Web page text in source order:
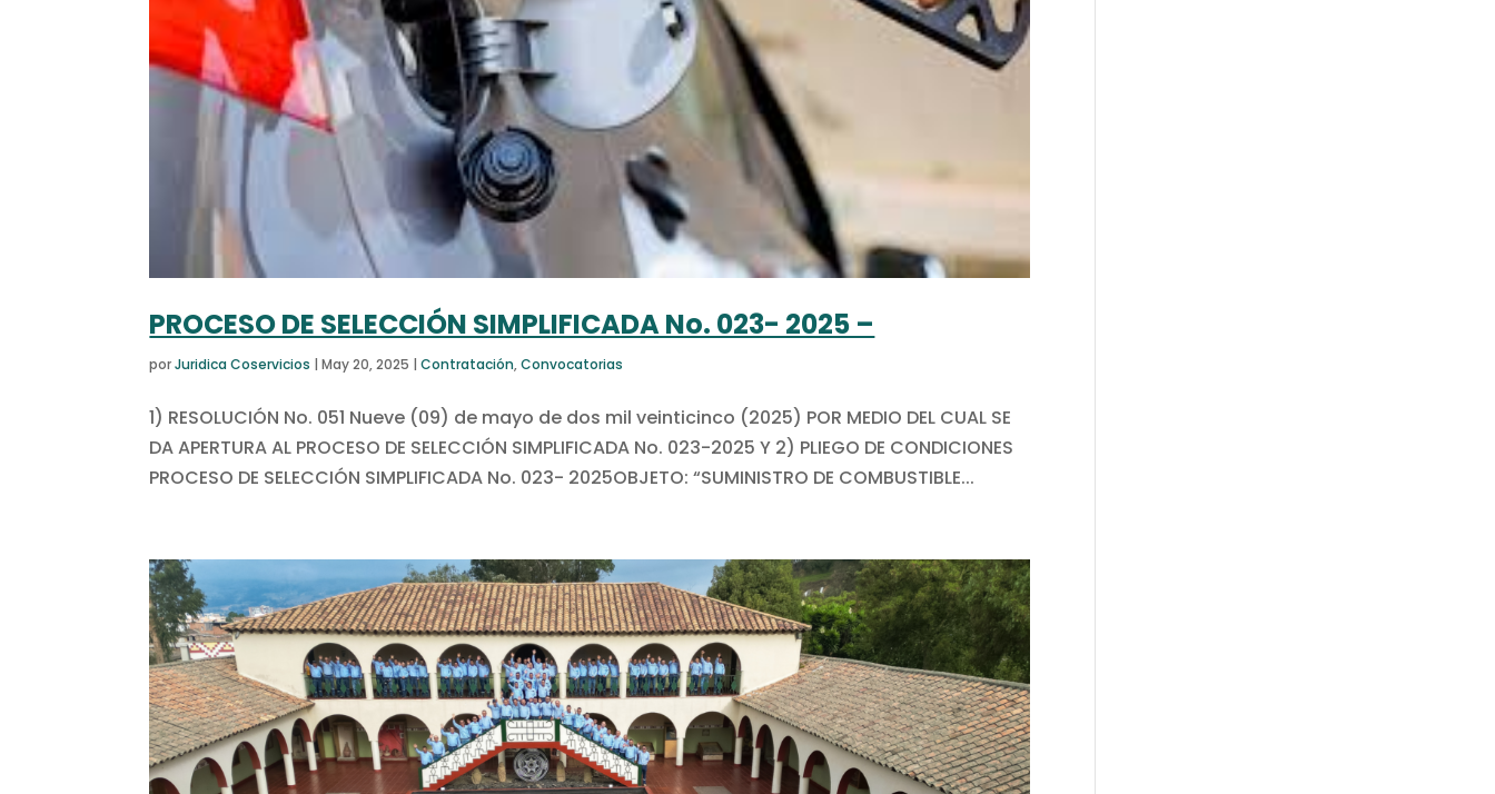
PROCESO DE SELECCIÓN SIMPLIFICADA No. 023- 2025 –
porJuridica Coservicios |May 20, 2025 |Contratación,Convocatorias
1) RESOLUCIÓN No. 051 Nueve (09) de mayo de dos mil veinticinco (2025) POR MEDIO DEL CUAL SE
DA APERTURA AL PROCESO DE SELECCIÓN SIMPLIFICADA No. 023-2025 Y 2) PLIEGO DE CONDICIONES
PROCESO DE SELECCIÓN SIMPLIFICADA No. 023- 2025OBJETO: “SUMINISTRO DE COMBUSTIBLE...